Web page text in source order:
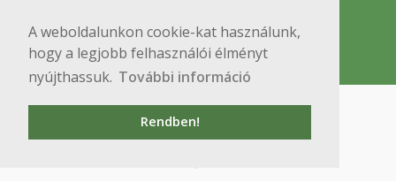
A weboldalunkon cookie-kat használunk,
hogy a legjobb felhasználói élményt
nyújthassuk. További információ
Rendben!
Copyright © 2020 BME Építőmérnöki Kar
1111 Budapest, Műegyetem rkp. 3.